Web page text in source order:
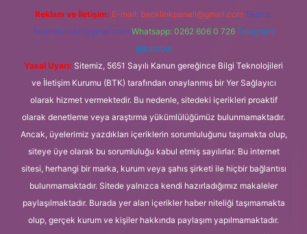
Reklam ve İletişim: E-mail: backlinkpaneli@gmail.com Teams:
forumhizmeti@gmail.com Whatsapp: 0262 606 0 726 Telegram:
@karabul
Yasal Uyarı: Sitemiz, 5651 Sayılı Kanun gereğince Bilgi Teknolojileri
ve İletişim Kurumu (BTK) tarafından onaylanmış bir Yer Sağlayıcı
olarak hizmet vermektedir. Bu nedenle, sitedeki içerikleri proaktif
olarak denetleme veya araştırma yükümlülüğümüz bulunmamaktadır.
Ancak, üyelerimiz yazdıkları içeriklerin sorumluluğunu taşımakta olup,
siteye üye olarak bu sorumluluğu kabul etmiş sayılırlar. Bu internet
sitesi, herhangi bir marka, kurum veya şahıs şirketi ile hiçbir bağlantısı
bulunmamaktadır. Sitede yalnızca kendi hazırladığımız makaleler
paylaşılmaktadır. Burada yer alan içerikler haber niteliği taşımamakta
olup, gerçek kurum ve kişiler hakkında paylaşım yapılmamaktadır.